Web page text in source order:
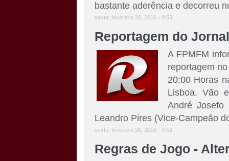
bastante aderência e decorreu
sexta, fevereiro 26, 2016 - 9:53
Reportagem do
A FPMFM
reportagem
20:00 Horas
Lisboa. Vão
André Josefo
Leandro Pires (Vice-Campeão
sexta, fevereiro 26, 2016 - 9:52
Regras de Jogo -